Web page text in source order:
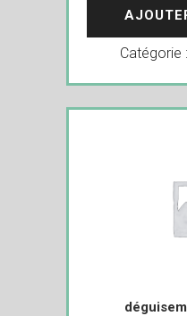
Catégorie :